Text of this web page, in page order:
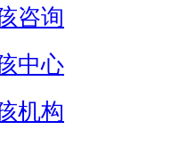
咨询
中心
机构